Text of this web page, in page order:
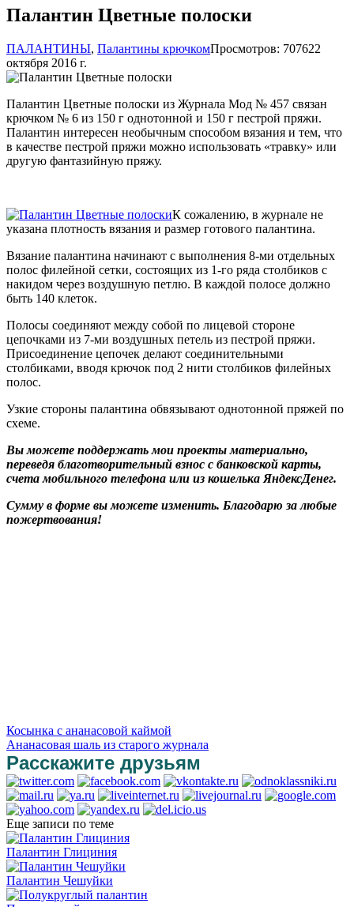
Палантин Цветные полоски
ПАЛАНТИНЫ, Палантины крючкомПросмотров: 707622
октября 2016 г.
Палантин Цветные полоски из Журнала Мод № 457 связан
крючком № 6 из 150 г однотонной и 150 г пестрой пряжи.
Палантин интересен необычным способом вязания и тем, что
в качестве пестрой пряжи можно использовать «травку» или
другую фантазийную пряжу.
К сожалению, в журнале не
указана плотность вязания и размер готового палантина.
Вязание палантина начинают с выполнения 8-ми отдельных
полос филейной сетки, состоящих из 1-го ряда столбиков с
накидом через воздушную петлю. В каждой полосе должно
быть 140 клеток.
Полосы соединяют между собой по лицевой стороне
цепочками из 7-ми воздушных петель из пестрой пряжи.
Присоединение цепочек делают соединительными
столбиками, вводя крючок под 2 нити столбиков филейных
полос.
Узкие стороны палантина обвязывают однотонной пряжей по
схеме.
Вы можете поддержать мои проекты материально,
переведя благотворительный взнос с банковской карты,
счета мобильного телефона или из кошелька ЯндексДенег.
Сумму в форме вы можете изменить. Благодарю за любые
пожертвования!
Косынка с ананасовой каймой
Ананасовая шаль из старого журнала
Расскажите друзьям
Еще записи по теме
Палантин Глициния
Палантин Чешуйки